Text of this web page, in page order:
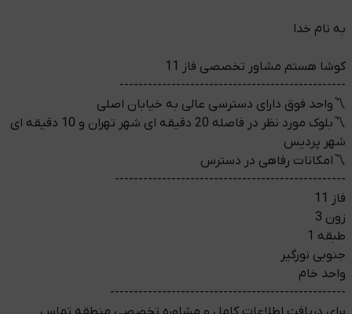
به نام خدا
کوشا هستم مشاور تخصصی فاز 11
------------------------------------------------
〽️واحد فوق دارای دسترسی عالی به خیابان اصلی
〽️بلوک مورد نظر در فاصله 20 دقیقه ای شهر تهران و 10 دقیقه ای
شهر پردیس
〽️امکانات رفاهی در دسترس
-------------------------------------------------
فاز 11
زون 3
طبقه 1
جنوبی نورگیر
واحد خام
--------------------------------------------------